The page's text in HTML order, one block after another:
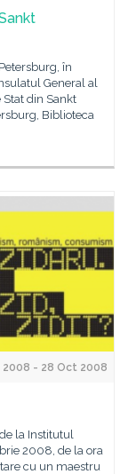
în
General al
din Sankt
Biblioteca
2008 - 28 Oct 2008
la Institutul
2008, de la ora
cu un maestru